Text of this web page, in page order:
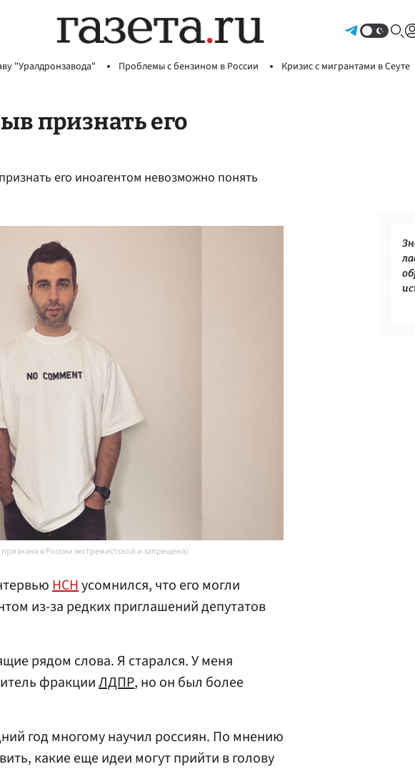
"Уралдронзавода" Проблемы с бензином в России Кризис с мигрантами в Сеуте
признать его
его иноагентом невозможно понять
в России экстремистской и запрещена)
НСНусомнился, что его могли
из-за редких приглашений депутатов
рядом слова. Я старался. У меня
фракцииЛДПР, но он был более
год многому научил россиян. По мнению
какие еще идеи могут прийти в голову